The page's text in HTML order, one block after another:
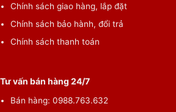
Chính sách giao hàng, lắp đặt
Chính sách bảo hành, đổi trả
Chính sách thanh toán
Tư vấn bán hàng 24/7
Bán hàng:0988.763.632